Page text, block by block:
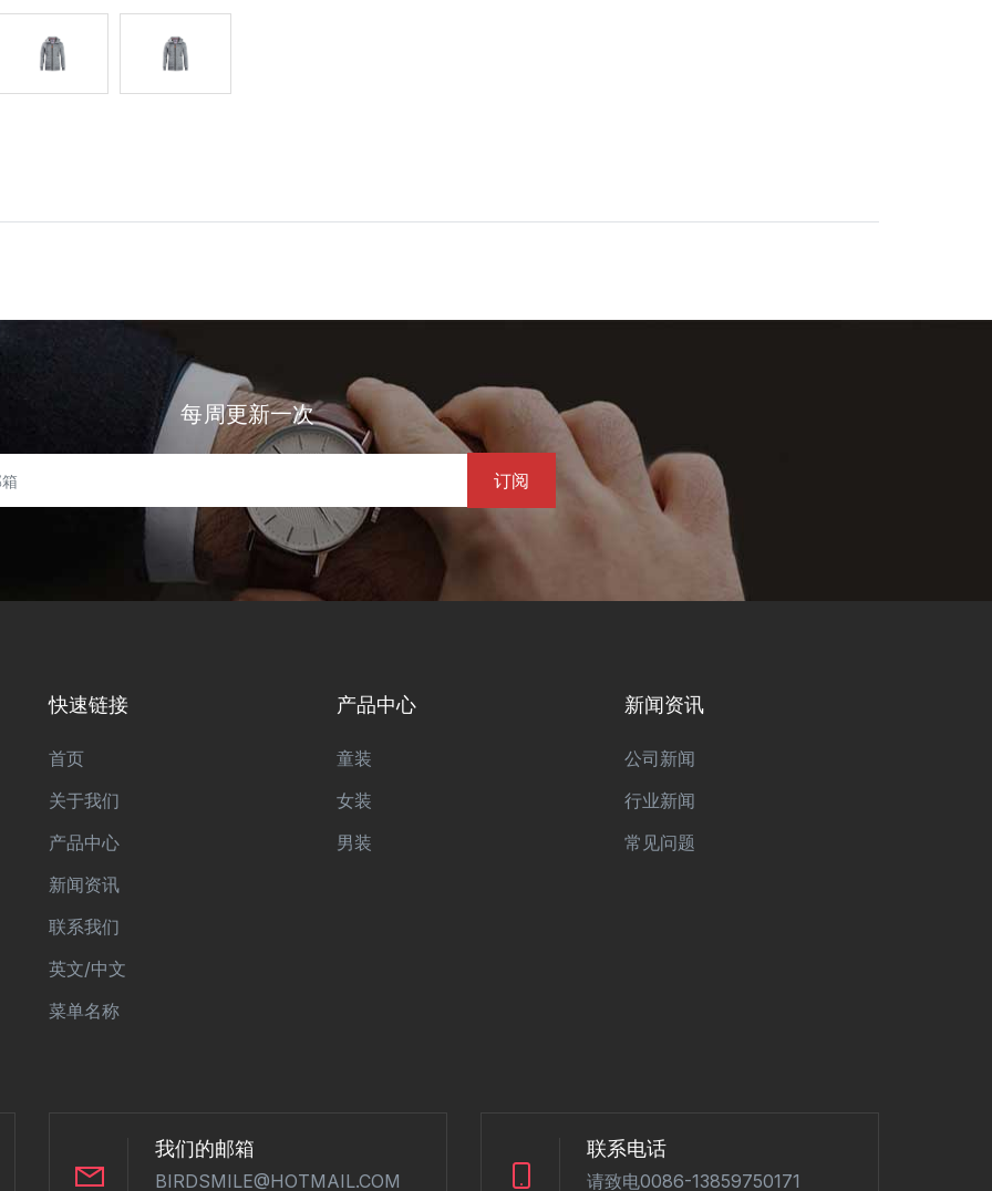
每周更新一次
快速链接
首页
关于我们
产品中心
新闻资讯
联系我们
英文/中文
菜单名称
产品中心
童装
女装
男装
新闻资讯
公司新闻
行业新闻
常见问题
我们的邮箱
BIRDSMILE@HOTMAIL.COM
联系电话
请致电0086-13859750171